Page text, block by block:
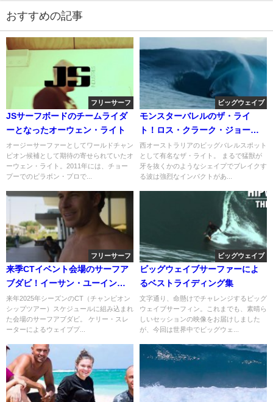
おすすめの記事
フリーサーフ
JSサーフボードのチームライダ
ーとなったオーウェン・ライト
オージーサーファーとしてワールドチャン
ピオン候補として期待の寄せられていたオ
ーウェン・ライト。2011年には、チョー
プーでのビラボン・プロで...
ビッグウェイブ
モンスターバレルのザ・ライ
ト！ロス・クラーク・ジョーン
ズの初チャージ動画
西オーストラリアのビッグバレルスポット
として有名なザ・ライト。 まるで猛獣が
牙を抜くかのようなシェイプでブレイクす
る波は強烈なインパクトがあ...
フリーサーフ
来季CTイベント会場のサーフア
ブダビ！イーサン・ユーイング
のフリーサーフ動画
来年2025年シーズンのCT（チャンピオン
シップツアー）スケジュールに組み込まれ
た会場のサーフアブダビ。 ケリー・スレ
ーターによるウェイブプ...
ビッグウェイブ
ビッグウェイブサーファーによ
るベストライディング集
文字通り、命懸けでチャレンジするビッグ
ウェイブサーフィン。これまでも、素晴ら
しいセッションの映像をお届けしました
が、今回は世界中でビッグウェ...